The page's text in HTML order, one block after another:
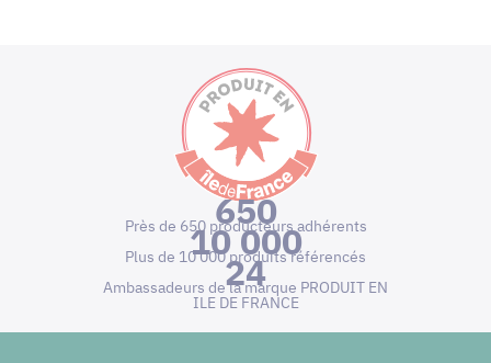
650
Près de 650 producteurs adhérents
10 000
Plus de 10 000 produits référencés
24
Ambassadeurs de la marque PRODUIT EN
ILE DE FRANCE